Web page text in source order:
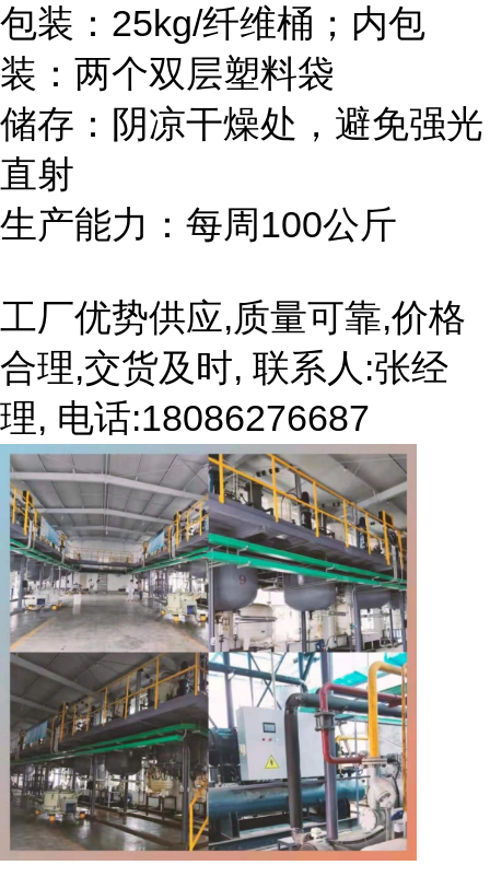
包装：25kg/纤维桶；内包
装：两个双层塑料袋
储存：阴凉干燥处，避免强光
直射
生产能力：每周100公斤
工厂优势供应,质量可靠,价格
合理,交货及时, 联系人:张经
理, 电话:18086276687